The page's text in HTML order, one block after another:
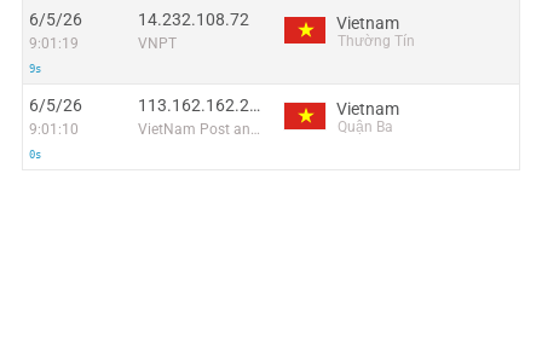
6/5/26
9:01:19
9s
14.232.108.72
VNPT
Vietnam
Thường Tín
6/5/26
9:01:10
0s
113.162.162.249
VietNam Post and Telecom Corporation
Vietnam
Quận Ba